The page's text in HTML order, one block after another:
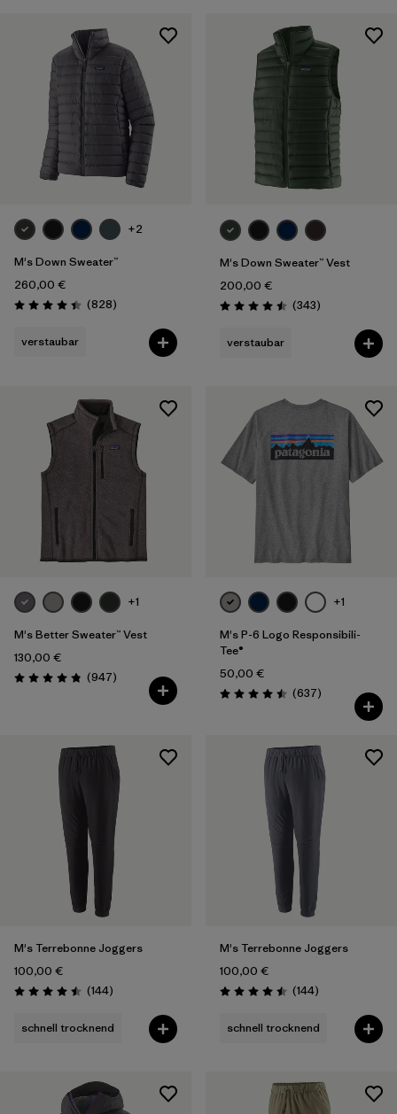
+2
M's Down Sweater™
260,00 €
Bewertung: 4.4 / 5
(828Rezensionen
)
verstaubar
M's Down Sweater™ Vest
200,00 €
Bewertung: 4.5 / 5
(343Rezensionen
)
verstaubar
+1
M's Better Sweater™ Vest
130,00 €
Bewertung: 4.8 / 5
(947Rezensionen
)
+1
M's P-6 Logo Responsibili-
Tee®
50,00 €
Bewertung: 4.5 / 5
(637Rezensionen
)
M's Terrebonne Joggers
100,00 €
Bewertung: 4.5 / 5
(144Rezensionen
)
schnell trocknend
M's Terrebonne Joggers
100,00 €
Bewertung: 4.5 / 5
(144Rezensionen
)
schnell trocknend